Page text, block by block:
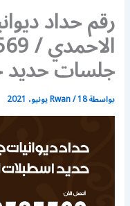
رقم حداد
جلسات حديد
بواسطة Rwan/18 يونيو، 2021